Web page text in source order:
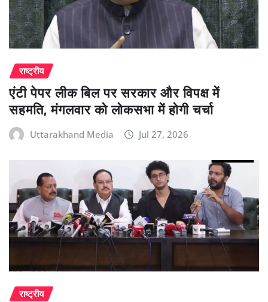
राष्ट्रीय
एंटी पेपर लीक बिल पर सरकार और विपक्ष में
सहमति, मंगलवार को लोकसभा में होगी चर्चा
Uttarakhand Media Jul 27, 2026
राष्ट्रीय